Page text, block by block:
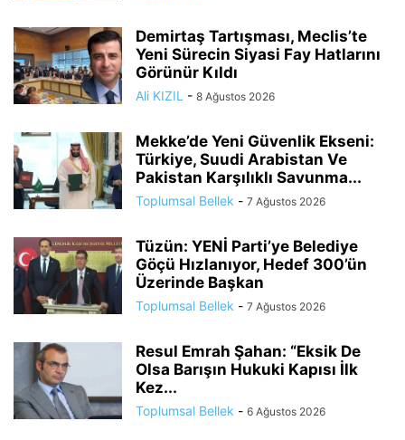
Demirtaş Tartışması, Meclis’te
Yeni Sürecin Siyasi Fay Hatlarını
Görünür Kıldı
Ali KIZIL - 8 Ağustos 2026
Mekke’de Yeni Güvenlik Ekseni:
Türkiye, Suudi Arabistan Ve
Pakistan Karşılıklı Savunma...
Toplumsal Bellek - 7 Ağustos 2026
Tüzün: YENİ Parti’ye Belediye
Göçü Hızlanıyor, Hedef 300’ün
Üzerinde Başkan
Toplumsal Bellek - 7 Ağustos 2026
Resul Emrah Şahan: “Eksik De
Olsa Barışın Hukuki Kapısı İlk
Kez...
Toplumsal Bellek - 6 Ağustos 2026